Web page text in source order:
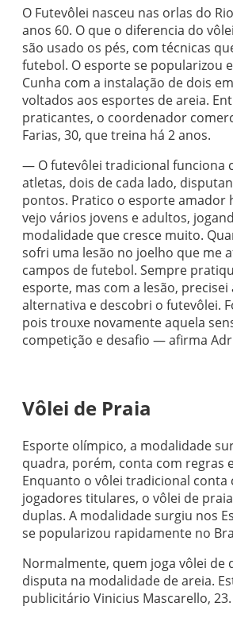
O Futevôlei nasceu nas orlas do
anos 60. O que o diferencia do
são usado os pés, com técnicas
futebol. O esporte se popularizou
Cunha com a instalação de dois
voltados aos esportes de areia.
praticantes, o coordenador
Farias, 30, que treina há 2 anos.
— O futevôlei tradicional funciona
atletas, dois de cada lado,
pontos. Pratico o esporte amador
vejo vários jovens e adultos,
modalidade que cresce muito.
sofri uma lesão no joelho que me
campos de futebol. Sempre
esporte, mas com a lesão, precisei
alternativa e descobri o futevôlei.
pois trouxe novamente aquela
competição e desafio — afirma
Vôlei de Praia
Esporte olímpico, a modalidade
quadra, porém, conta com regras
Enquanto o vôlei tradicional conta
jogadores titulares, o vôlei de
duplas. A modalidade surgiu nos
se popularizou rapidamente no
Normalmente, quem joga vôlei de
disputa na modalidade de areia.
publicitário Vinicius Mascarello, 23.